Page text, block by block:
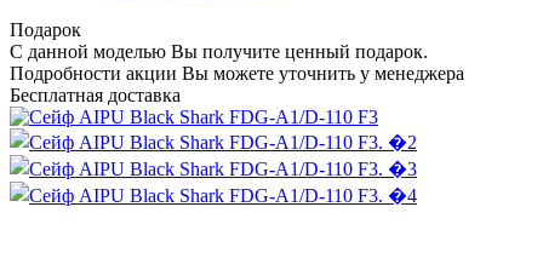
Подарок
С данной моделью Вы получите ценный подарок.
Подробности акции Вы можете уточнить у менеджера
Бесплатная доставка